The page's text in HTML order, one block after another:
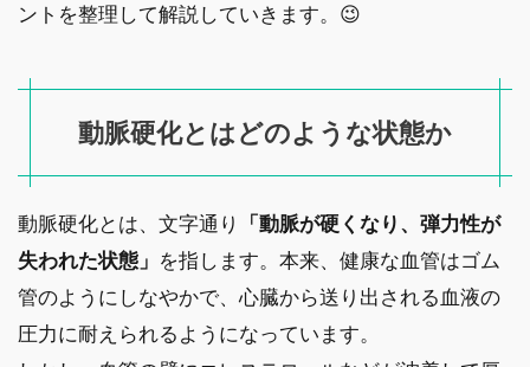
ントを整理して解説していきます。😉
動脈硬化とはどのような状態か
動脈硬化とは、文字通り
「動脈が硬くなり、弾力性が
失われた状態」 を指します。本来、健康な血管はゴム
管のようにしなやかで、心臓から送り出される血液の
圧力に耐えられるようになっています。